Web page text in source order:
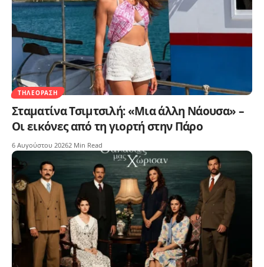
ΤΗΛΕΌΡΑΣΗ
Σταματίνα Τσιμτσιλή: «Μια άλλη Νάουσα» –
Οι εικόνες από τη γιορτή στην Πάρο
6 Αυγούστου 20262 Min Read